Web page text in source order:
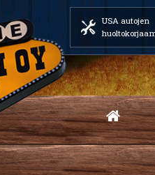
USA autojen